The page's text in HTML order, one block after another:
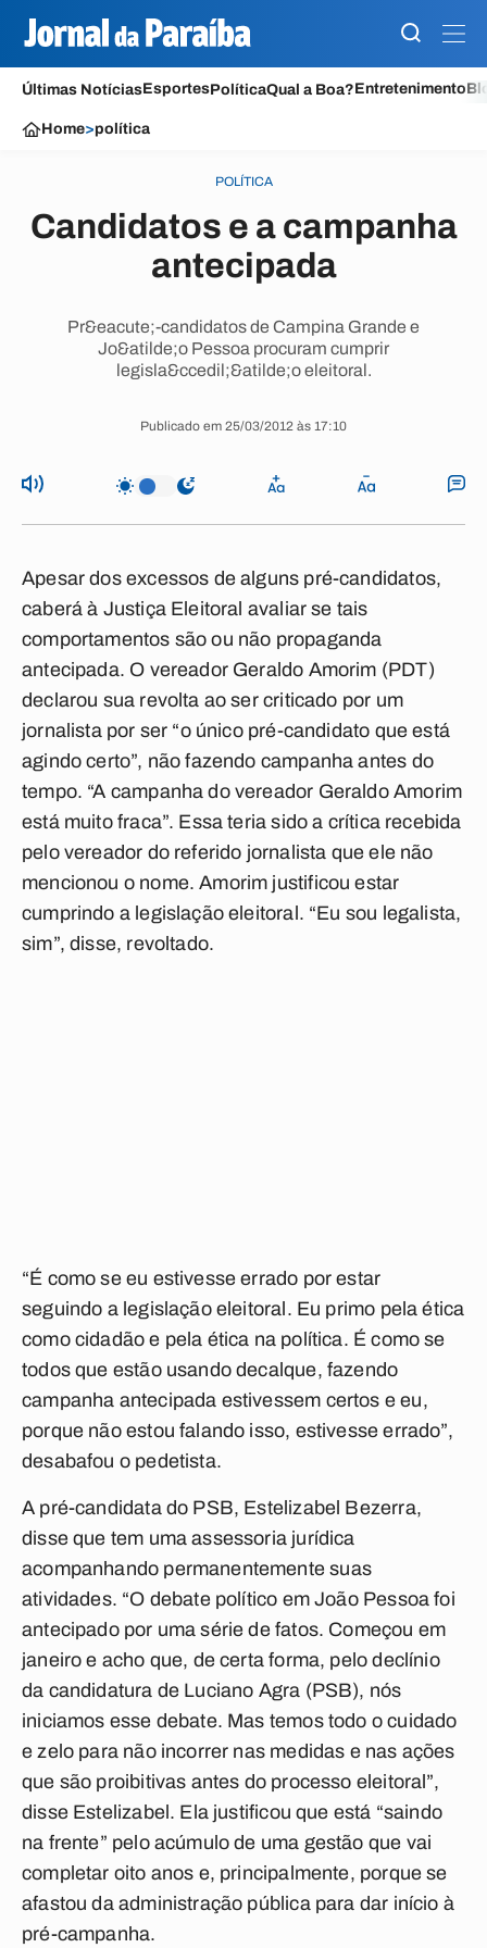
Últimas NotíciasEsportesPolíticaQual a Boa?Entretenimento
Home>política
POLÍTICA
Candidatos e a campanha
antecipada
Pr&eacute;-candidatos de Campina Grande e
Jo&atilde;o Pessoa procuram cumprir
legisla&ccedil;&atilde;o eleitoral.
Publicado em 25/03/2012 às 17:10
Apesar dos excessos de alguns pré-candidatos,
caberá à Justiça Eleitoral avaliar se tais
comportamentos são ou não propaganda
antecipada. O vereador Geraldo Amorim (PDT)
declarou sua revolta ao ser criticado por um
jornalista por ser “o único pré-candidato que está
agindo certo”, não fazendo campanha antes do
tempo. “A campanha do vereador Geraldo Amorim
está muito fraca”. Essa teria sido a crítica recebida
pelo vereador do referido jornalista que ele não
mencionou o nome. Amorim justificou estar
cumprindo a legislação eleitoral. “Eu sou legalista,
sim”, disse, revoltado.
“É como se eu estivesse errado por estar
seguindo a legislação eleitoral. Eu primo pela ética
como cidadão e pela ética na política. É como se
todos que estão usando decalque, fazendo
campanha antecipada estivessem certos e eu,
porque não estou falando isso, estivesse errado”,
desabafou o pedetista.
A pré-candidata do PSB, Estelizabel Bezerra,
disse que tem uma assessoria jurídica
acompanhando permanentemente suas
atividades. “O debate político em João Pessoa foi
antecipado por uma série de fatos. Começou em
janeiro e acho que, de certa forma, pelo declínio
da candidatura de Luciano Agra (PSB), nós
iniciamos esse debate. Mas temos todo o cuidado
e zelo para não incorrer nas medidas e nas ações
que são proibitivas antes do processo eleitoral”,
disse Estelizabel. Ela justificou que está “saindo
na frente” pelo acúmulo de uma gestão que vai
completar oito anos e, principalmente, porque se
afastou da administração pública para dar início à
pré-campanha.